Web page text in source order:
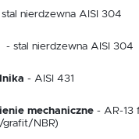
nierdzewna AISI 304
- stal nierdzewna AISI 304
- AISI 431
mechaniczne - AR-13
grafit/NBR)